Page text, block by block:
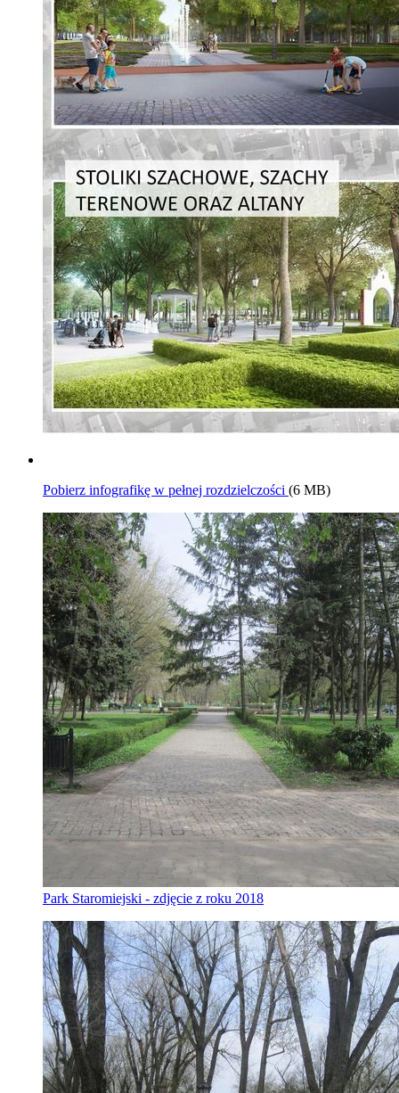
Pobierz infografikę w pełnej rozdzielczości (6 MB)
Park Staromiejski - zdjęcie z roku 2018